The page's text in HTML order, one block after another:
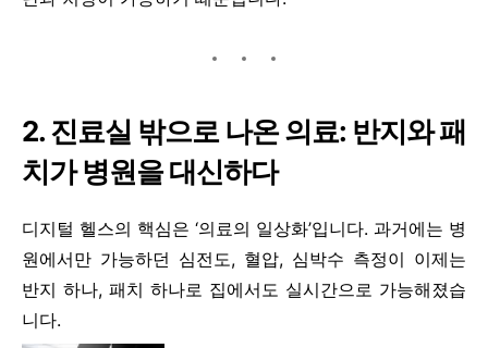
2. 진료실 밖으로 나온 의료: 반지와 패
치가 병원을 대신하다
디지털 헬스의 핵심은 ‘의료의 일상화’입니다. 과거에는 병
원에서만 가능하던 심전도, 혈압, 심박수 측정이 이제는
반지 하나, 패치 하나로 집에서도 실시간으로 가능해졌습
니다.